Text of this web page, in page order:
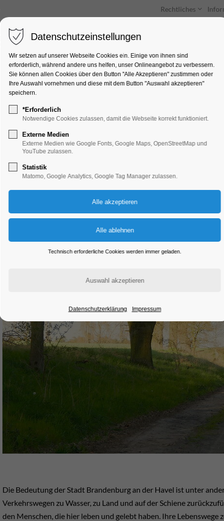
Rechtliches
Unterkünfte Entdecken & Erleben
Sonderausstellung
Ausstellung, Kinder, Jugend, Kunst,
16.11.2025, 13:00–17:00
Die Bedeutung der Stadt Brandenburg an der Havel ist unter
Verkehrswegen zu Wasser, zu Land und auf der Schiene
den Menschen, die hier leben und gelebt haben. Ihre
Datenschutzeinstellungen
Wir setzen auf unserer Webseite Cookies ein. Einige von ihnen sind
erforderlich, während andere uns helfen, unser Onlineangebot zu verbessern.
Sie können allen Cookies über den Button "Alle Akzeptieren" zustimmen oder
Ihre Auswahl vornehmen und diese mit dem Button "Auswahl akzeptieren"
speichern.
*Erforderlich
Notwendige Cookies zulassen, damit die Webseite korrekt funktioniert.
Externe Medien
Externe Medien wie Google Fonts, Google Maps, OpenStreetMap und
YouTube zulassen.
Statistik
Matomo, Google Analytics, Google Tag Manager zulassen.
Technisch erforderliche Cookies werden immer geladen.
Datenschutzerklärung Impressum